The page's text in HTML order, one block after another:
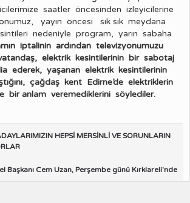
saatler öncesinden izleyicilerine
yayın öncesi sık sık meydana
nedeniyle program, yarın sabaha
iptalinin ardından televizyonumuzu
elektrik kesintilerinin bir sabotaj
ederek, yaşanan elektrik kesintilerinin
çağdaş kent Edirne’de elektriklerin
bir anlam veremediklerini söylediler.
HEPSİ MERSİNLİ VE SORUNLARIN
Başkanı Cem Uzan, Perşembe günü Kırklareli'nde